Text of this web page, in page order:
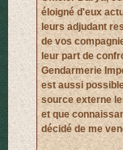
éloigné d'eux
leurs adjudant
de vos
leur part de
Gendarmerie
est aussi
source externe
et que
décidé de me